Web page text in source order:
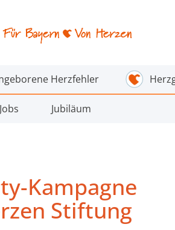
Herzfehler
Jobs Jubiläum
Kampagne
Stiftung